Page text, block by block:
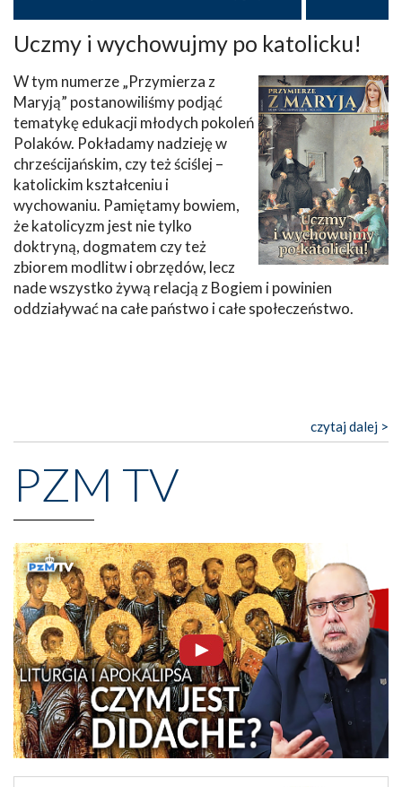
Uczmy i wychowujmy po katolicku!
W tym numerze „Przymierza z
Maryją” postanowiliśmy podjąć
tematykę edukacji młodych pokoleń
Polaków. Pokładamy nadzieję w
chrześcijańskim, czy też ściślej –
katolickim kształceniu i
wychowaniu. Pamiętamy bowiem,
że katolicyzm jest nie tylko
doktryną, dogmatem czy też
zbiorem modlitw i obrzędów, lecz
nade wszystko żywą relacją z Bogiem i powinien
oddziaływać na całe państwo i całe społeczeństwo.
czytaj dalej >
PZM TV